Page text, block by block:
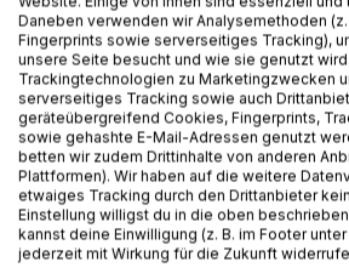
Mieterhöhungsspielräume ist genauso
Verschlechterung der Marktchance
Beeinträchtigung der
institutionellen Vermieters aufgrund
ein Problem, welches es zu lösen gilt.
Um den Anstieg der Betriebskosten
verdeutlichen, werden die
und der Betriebskosten (ohne Heizung
des Verbandes rheinischer und
Wohnungsunternehmen e.V.
1997 stiegen bei den
Daneben verwenden wir Analysemethoden
Fingerprints sowie serverseitiges Tracking),
unsere Seite besucht und wie sie genutzt
Trackingtechnologien zu Marketingzwecken
serverseitiges Tracking sowie auch
geräteübergreifend Cookies, Fingerprints,
sowie gehashte E-Mail-Adressen genutzt
betten wir zudem Drittinhalte von anderen
Plattformen). Wir haben auf die weitere
etwaiges Tracking durch den Drittanbieter
Einstellung willigst du in die oben
kannst deine Einwilligung (z. B. im Footer
jederzeit mit Wirkung für die Zukunft